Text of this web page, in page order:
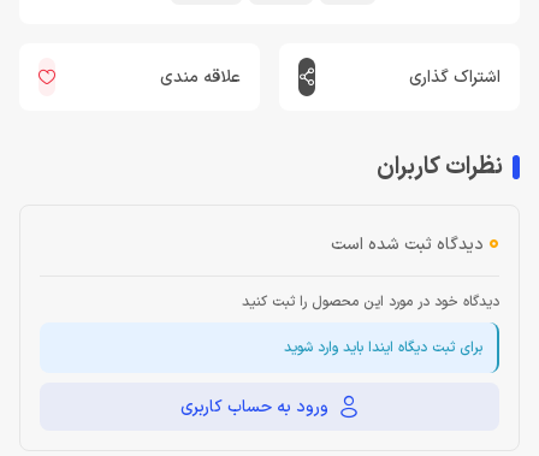
اشتراک گذاری علاقه مندی
نظرات کاربران
0 دیدگاه ثبت شده است
دیدگاه خود در مورد این محصول را ثبت کنید
برای ثبت دیگاه ایندا باید وارد شوید
ورود به حساب کاربری